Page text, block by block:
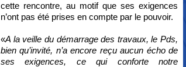
cette rencontre, au motif que ses exigences
n’ont pas été prises en compte par le pouvoir.
«A la veille du démarrage des travaux, le Pds,
bien qu’invité, n’a encore reçu aucun écho de
ses exigences, ce qui conforte notre